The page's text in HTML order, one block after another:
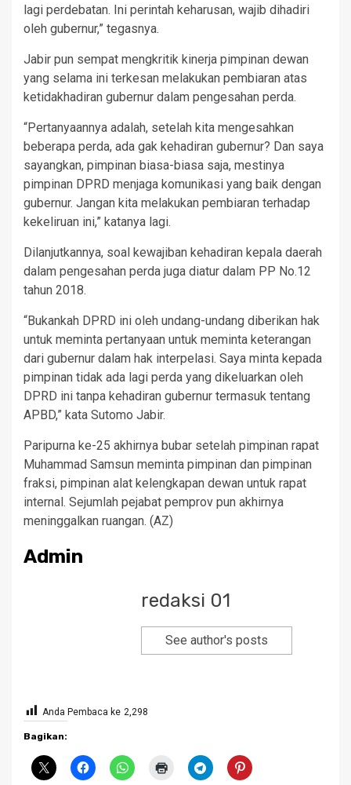
lagi perdebatan. Ini perintah keharusan, wajib dihadiri
oleh gubernur,” tegasnya.
Jabir pun sempat mengkritik kinerja pimpinan dewan
yang selama ini terkesan melakukan pembiaran atas
ketidakhadiran gubernur dalam pengesahan perda.
“Pertanyaannya adalah, setelah kita mengesahkan
beberapa perda, ada gak kehadiran gubernur? Dan saya
sayangkan, pimpinan biasa-biasa saja, mestinya
pimpinan DPRD menjaga komunikasi yang baik dengan
gubernur. Jangan kita melakukan pembiaran terhadap
kekeliruan ini,” katanya lagi.
Dilanjutkannya, soal kewajiban kehadiran kepala daerah
dalam pengesahan perda juga diatur dalam PP No.12
tahun 2018.
“Bukankah DPRD ini oleh undang-undang diberikan hak
untuk meminta pertanyaan untuk meminta keterangan
dari gubernur dalam hak interpelasi. Saya minta kepada
pimpinan tidak ada lagi perda yang dikeluarkan oleh
DPRD ini tanpa kehadiran gubernur termasuk tentang
APBD,” kata Sutomo Jabir.
Paripurna ke-25 akhirnya bubar setelah pimpinan rapat
Muhammad Samsun meminta pimpinan dan pimpinan
fraksi, pimpinan alat kelengkapan dewan untuk rapat
internal. Sejumlah pejabat pemprov pun akhirnya
meninggalkan ruangan. (AZ)
Admin
redaksi 01
See author's posts
Anda Pembaca ke 2,298
Bagikan: